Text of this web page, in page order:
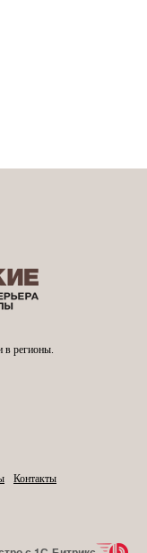
в регионы.
Контакты
Карнизы